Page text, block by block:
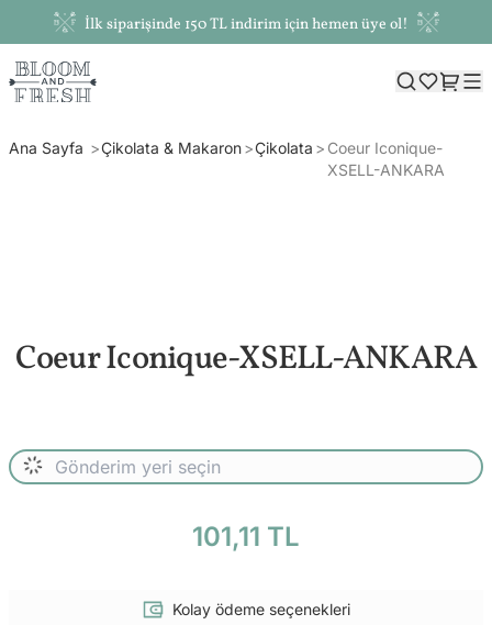
İlk siparişinde 150 TL indirim için hemen üye ol!
Ana Sayfa Çikolata & Makaron Çikolata
Coeur Iconique-
XSELL-ANKARA
Coeur Iconique-XSELL-ANKARA
101,11 TL
Kolay ödeme seçenekleri